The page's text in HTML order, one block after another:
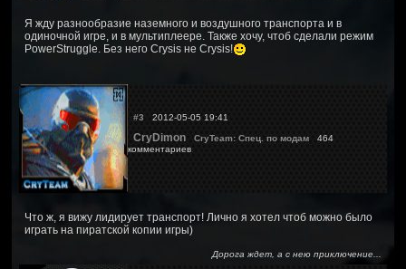
Я жду разнообразие наземного и воздушного транспорта и в
одиночной игре, и в мультиплеере. Также хочу, чтоб сделали режим
PowerStruggle. Без него Crysis не Crysis!
#3 2012-05-05 19:41
CryDimon CryTeam: Спец. по модам 464
комментариев
Что ж, я вижу лидирует транспорт! Лично я хотел чтоб можно было
играть на пиратской копии игры)
Дорога ждет, а с нею приключение...